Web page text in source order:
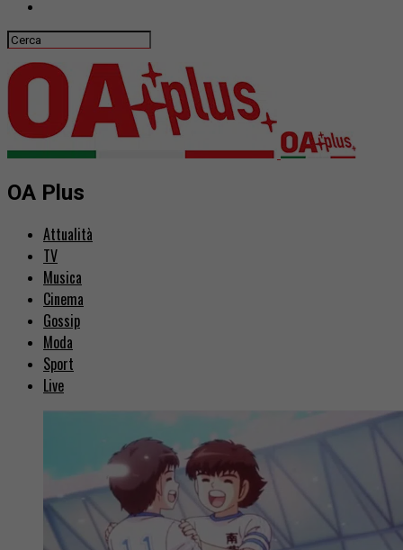
OA Plus
Attualità
TV
Musica
Cinema
Gossip
Moda
Sport
Live